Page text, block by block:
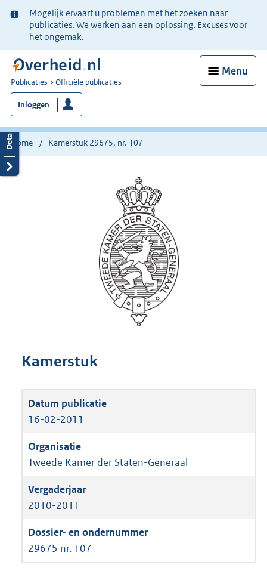
Ter
informatie:
Mogelijk ervaart u problemen met het zoeken naar
publicaties. We werken aan een oplossing. Excuses voor
het ongemak.
Menu
U
bent
nu
hier:
Publicaties Officiële publicaties
Inloggen
Home Kamerstuk 29675, nr. 107
Kamerstuk
16-02-2011
Tweede Kamer der Staten-Generaal
2010-2011
29675 nr. 107